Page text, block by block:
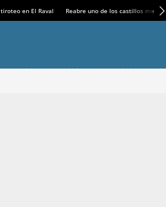
en El Raval Reabre uno de los castillos